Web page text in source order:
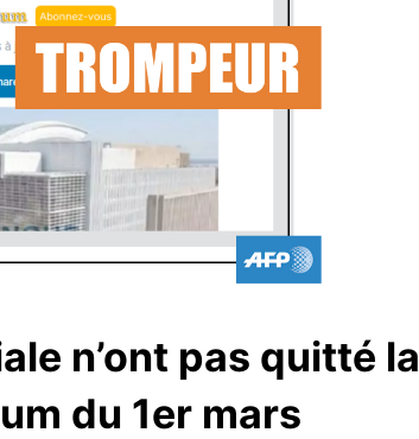
n’ont pas quitté la
du 1er mars